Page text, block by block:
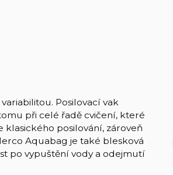
Posilovací vak
při celé řadě cvičení, které
posilování, zároveň
Aquabag je také blesková
po vypuštění vody a odejmutí